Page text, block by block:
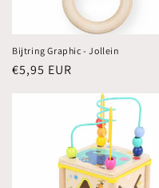
Bijtring Graphic - Jollein
Normale
€5,95 EUR